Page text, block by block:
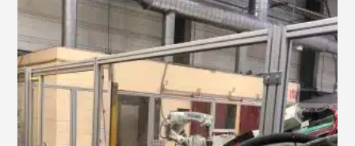
Autres domaines